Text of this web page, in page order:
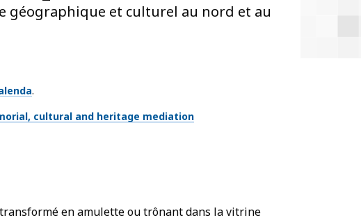
géographique et culturel au nord et au
.
cultural and heritage mediation
en amulette ou trônant dans la vitrine